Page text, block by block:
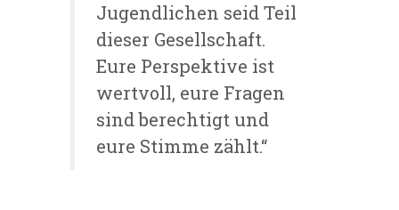
Jugendlichen seid Teil
dieser Gesellschaft.
Eure Perspektive ist
wertvoll, eure Fragen
sind berechtigt und
eure Stimme zählt.“